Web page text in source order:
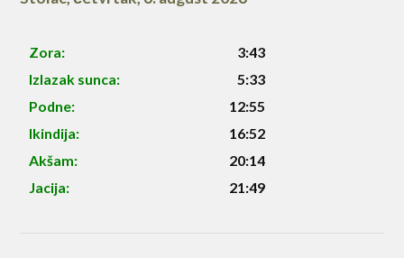
Zora:
3:43
Izlazak sunca:
5:33
Podne:
12:55
Ikindija:
16:52
Akšam:
20:14
Jacija:
21:49